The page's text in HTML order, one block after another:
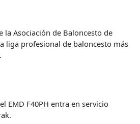
la Asociación de Baloncesto de
liga profesional de baloncesto más
EMD F40PH entra en servicio